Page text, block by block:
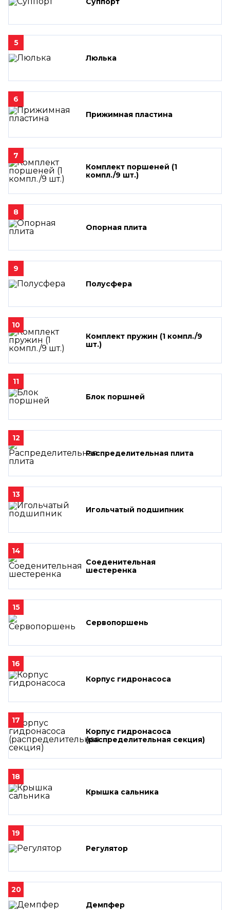
5
Люлька
6
Прижимная пластина
7
Комплект поршеней (1
компл./9 шт.)
8
Опорная плита
9
Полусфера
10
Комплект пружин (1 компл./9
шт.)
11
Блок поршней
12
Распределительная плита
13
Игольчатый подшипник
14
Соеденительная
шестеренка
15
Сервопоршень
16
Корпус гидронасоса
17
Корпус гидронасоса
(распределительная секция)
18
Крышка сальника
19
Регулятор
20
Демпфер